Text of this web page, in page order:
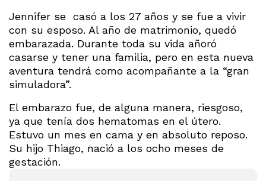
Jennifer se casó a los 27 años y se fue a vivir
con su esposo. Al año de matrimonio, quedó
embarazada. Durante toda su vida añoró
casarse y tener una familia, pero en esta nueva
aventura tendrá como acompañante a la “gran
simuladora”.
El embarazo fue, de alguna manera, riesgoso,
ya que tenía dos hematomas en el útero.
Estuvo un mes en cama y en absoluto reposo.
Su hijo Thiago, nació a los ocho meses de
gestación.